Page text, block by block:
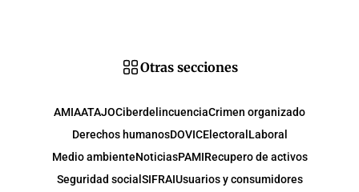
Otras secciones
AMIAATAJOCiberdelincuenciaCrimen organizado
Derechos humanosDOVICElectoral Laboral
Medio ambienteNoticiasPAMIRecupero de activos
Seguridad social SIFRAIUsuarios y consumidores